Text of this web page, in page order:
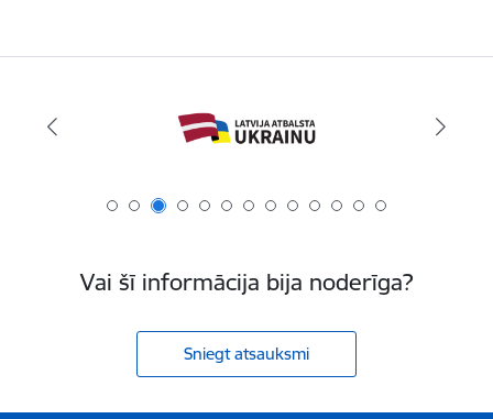
Vai šī informācija bija noderīga?
Sniegt atsauksmi